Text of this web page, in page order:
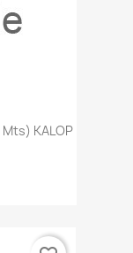
KALOP